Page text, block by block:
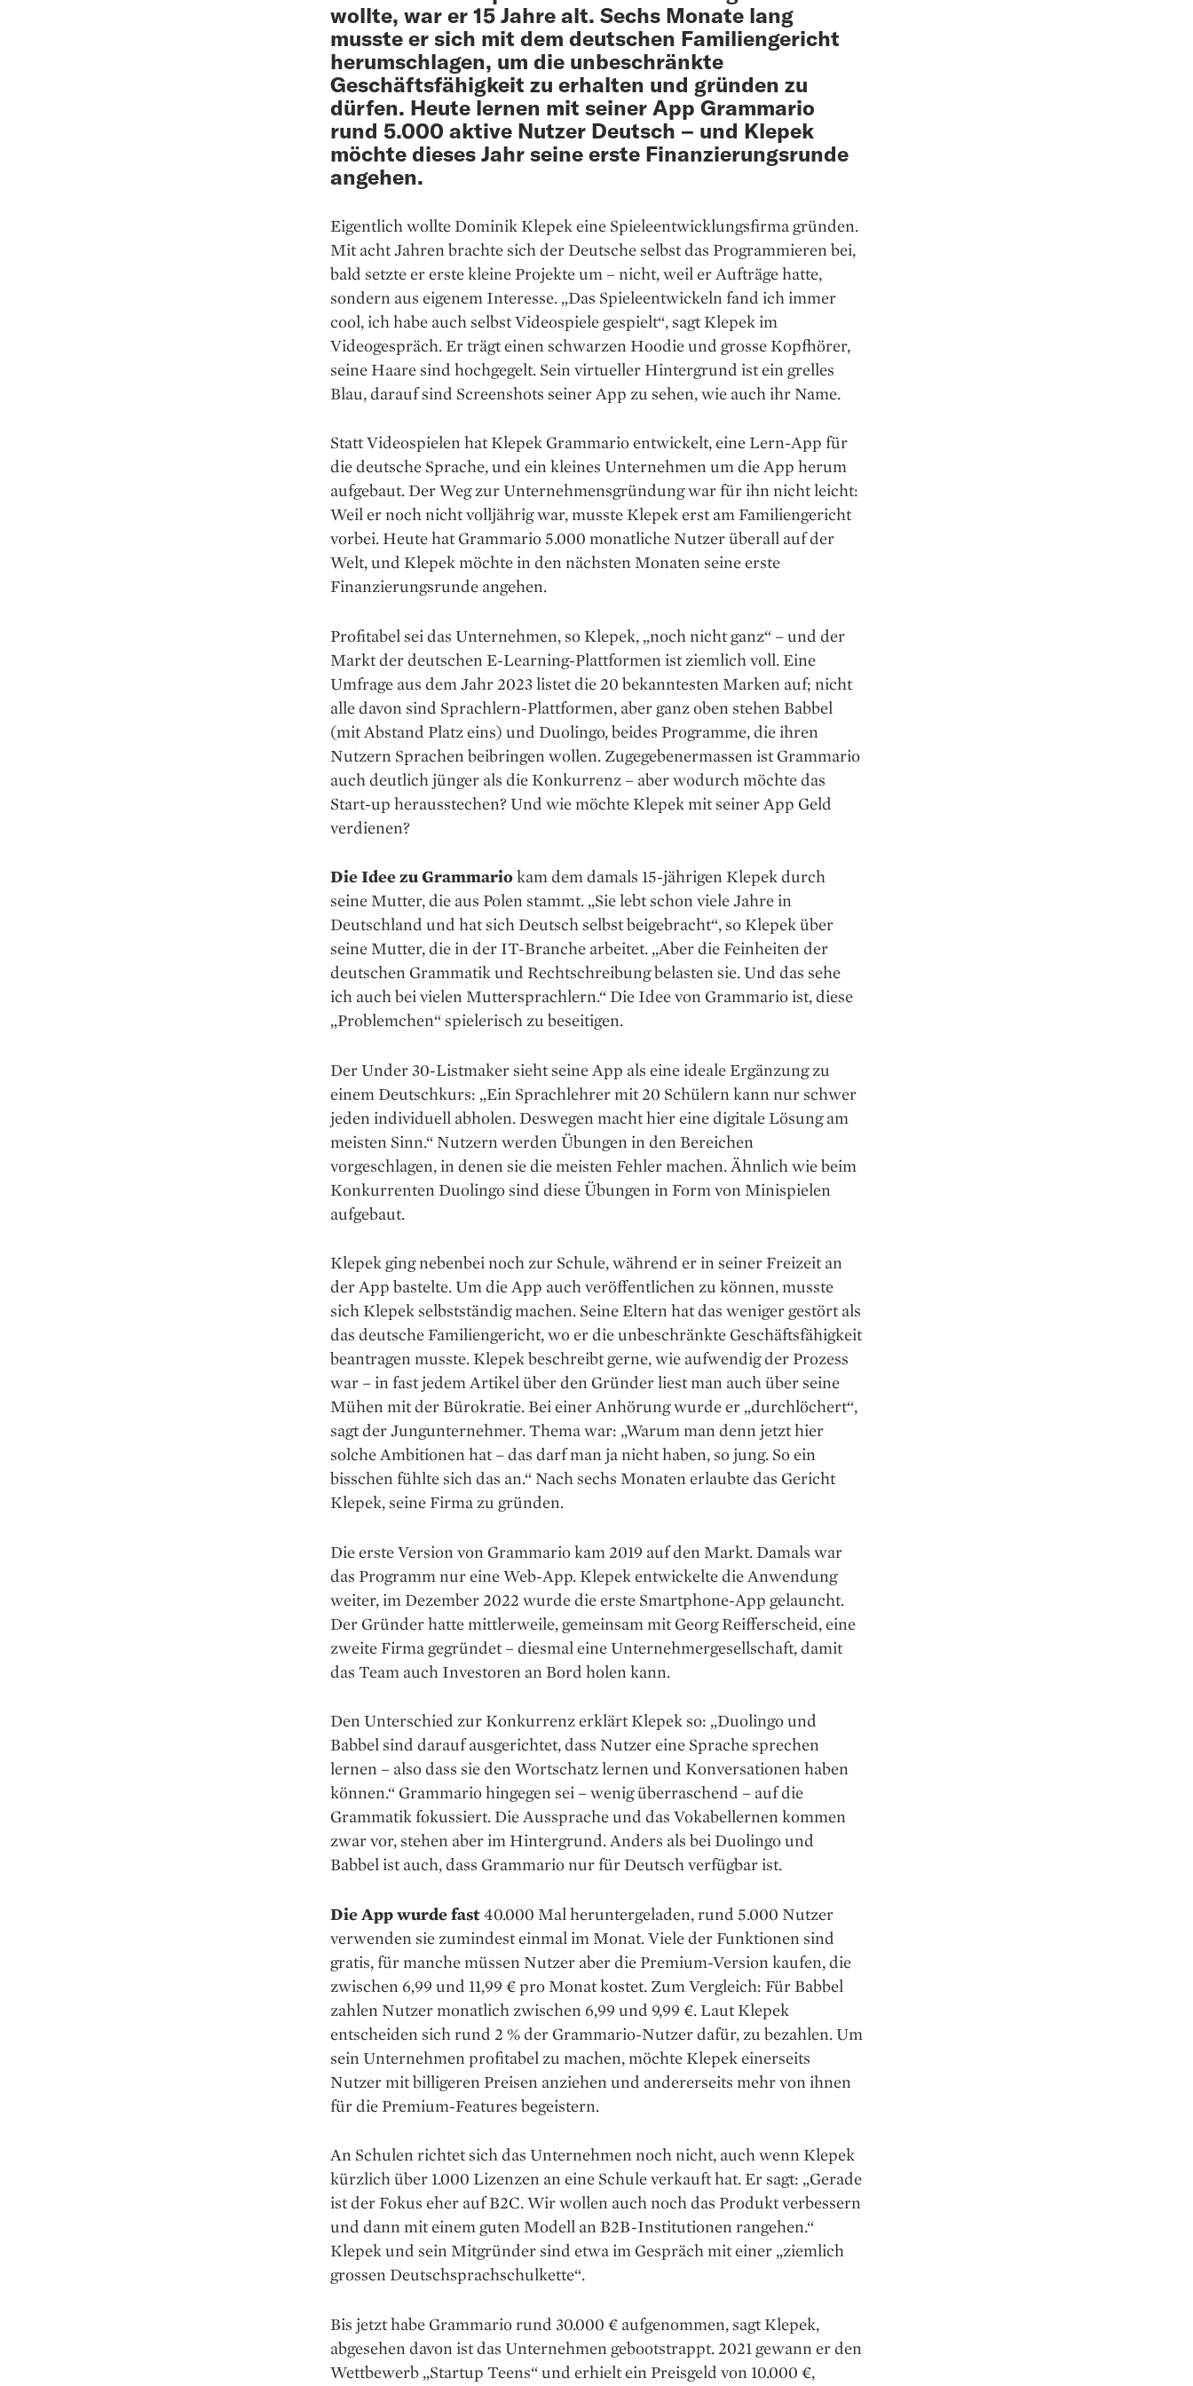
wollte, war er 15 Jahre alt. Sechs Monate lang
musste er sich mit dem deutschen Familiengericht
herumschlagen, um die unbeschränkte
Geschäftsfähigkeit zu erhalten und gründen zu
dürfen. Heute lernen mit seiner App Grammario
rund 5.000 aktive Nutzer Deutsch – und Klepek
möchte dieses Jahr seine erste Finanzierungsrunde
angehen.
Eigentlich wollte Dominik ­Klepek eine Spieleentwicklungsfirma gründen.
Mit acht Jahren brachte sich der Deutsche selbst das Programmieren bei,
bald setzte er erste kleine Projekte um – nicht, weil er Aufträge hatte,
sondern aus eigenem Interesse. „Das Spieleentwickeln fand ich immer
cool, ich habe auch selbst Videospiele gespielt“, sagt Klepek im
Videogespräch. Er trägt einen schwarzen Hoodie und grosse Kopfhörer,
seine Haare sind hoch­gegelt. Sein virtueller Hintergrund ist ein grelles
Blau, darauf sind Screenshots seiner App zu ­sehen, wie auch ihr Name.
Statt Videospielen hat Klepek Grammario entwickelt, eine Lern-App für
die deutsche Sprache, und ein kleines Unternehmen um die App herum
aufgebaut. Der Weg zur Unternehmensgründung war für ihn nicht leicht:
Weil er noch nicht volljährig war, musste Klepek erst am Familiengericht
vorbei. Heute hat Grammario 5.000 monatliche Nutzer überall auf der
Welt, und Klepek möchte in den nächsten Monaten seine erste
Finanzierungsrunde angehen.
Profitabel sei das Unter­nehmen, so ­Klepek, „noch nicht ganz“ – und der
Markt der deutschen E-Learning-Plattformen ist ziemlich voll. Eine
Umfrage aus dem Jahr 2023 listet die 20 bekanntesten Marken auf; nicht
alle davon sind Sprachlern-Plattformen, aber ganz oben stehen Babbel
(mit Abstand Platz eins) und Duolingo, beides Programme, die ihren
Nutzern ­Sprachen beibringen wollen. Zugegebenermassen ist Grammario
auch deutlich jünger als die Konkurrenz – aber wodurch möchte das
Start-up herausstechen? Und wie möchte Klepek mit seiner App Geld
ver­dienen?
Die Idee zu Grammariokam dem damals 15-jährigen Klepek durch
seine Mutter, die aus ­Polen stammt. „Sie lebt schon viele Jahre in
Deutschland und hat sich Deutsch selbst beigebracht“, so Klepek über
seine Mutter, die in der IT-Branche arbeitet. „Aber die ­Feinheiten der
deutschen Grammatik und Rechtschreibung belasten sie. Und das sehe
ich auch bei vielen Muttersprachlern.“ Die Idee von Grammario ist, diese
„Problemchen“ spielerisch zu beseitigen.
Der Under 30-Listmaker sieht seine App als eine ideale Ergänzung zu
einem Deutschkurs: „Ein Sprachlehrer mit 20 Schülern kann nur schwer
jeden individuell abholen. Deswegen macht hier eine digitale Lösung am
meisten Sinn.“ Nutzern werden Übungen in den ­Bereichen
vorgeschlagen, in denen sie die meisten Fehler machen. Ähnlich wie beim
Konkurrenten Duolingo sind diese Übungen in Form von Mini­spielen
aufgebaut.
Klepek ging nebenbei noch zur Schule, während er in seiner Freizeit an
der App bastelte. Um die App auch veröffent­lichen zu können, musste
sich Klepek selbstständig machen. Seine Eltern hat das weniger gestört als
das deutsche Familiengericht, wo er die unbeschränkte Geschäftsfähigkeit
beantragen musste. Klepek beschreibt gerne, wie aufwendig der Prozess
war – in fast jedem ­Artikel über den Gründer liest man auch über seine
Mühen mit der Bürokratie. Bei einer Anhörung wurde er „durchlöchert“,
sagt der Jungunternehmer. Thema war: „Warum man denn jetzt hier
solche Ambitionen hat – das darf man ja nicht haben, so jung. So ein
bisschen fühlte sich das an.“ Nach sechs Monaten erlaubte das Gericht
Klepek, seine Firma zu gründen.
Die erste Version von Grammario kam 2019 auf den Markt. ­Damals war
das Programm nur eine Web-App. Klepek entwickelte die An­wendung
weiter, im Dezember 2022 wurde die erste Smartphone-App gelauncht.
Der Gründer hatte mittlerweile, gemeinsam mit Georg Reifferscheid, eine
zweite Firma gegründet – diesmal eine Unternehmergesellschaft, damit
das Team auch Investoren an Bord ­holen kann.
Den Unterschied zur Kon­kurrenz erklärt Klepek so: „Duolingo und
Babbel sind darauf ausgerichtet, dass Nutzer eine ­Sprache sprechen
lernen – also dass sie den Wortschatz lernen und Konversa­tionen haben
können.“ ­Grammario hingegen sei – wenig ­überraschend – auf die
Grammatik fokussiert. Die Aussprache und das Vokabellernen kommen
zwar vor, stehen aber im Hintergrund. Anders als bei Duolingo und
Babbel ist auch, dass Grammario nur für Deutsch verfügbar ist.
Die App wurde fast 40.000 Mal heruntergeladen, rund 5.000 Nutzer
verwenden sie zumindest einmal im Monat. Viele der Funktionen sind
gratis, für manche müssen Nutzer aber die Premium-Version kaufen, die
zwischen 6,99 und 11,99 € pro Monat kostet. Zum Vergleich: Für Babbel
zahlen Nutzer monatlich zwischen 6,99 und 9,99 €. Laut Klepek
entscheiden sich rund 2 % der Grammario-Nutzer dafür, zu bezahlen. Um
sein Unternehmen profi­tabel zu machen, möchte Klepek ­einerseits
Nutzer mit billigeren Preisen anziehen und andererseits mehr von ihnen
für die Premium-Features begeistern.
An Schulen richtet sich das Unternehmen noch nicht, auch wenn Klepek
kürzlich über 1.000 Lizenzen an eine Schule verkauft hat. Er sagt: „Gerade
ist der Fokus eher auf B2C. Wir wollen auch noch das ­Produkt verbessern
und dann mit einem guten Modell an B2B-Insti­tutionen rangehen.“
Klepek und sein Mitgründer sind etwa im Gespräch mit einer „ziemlich
grossen Deutschsprachschulkette“.
Bis jetzt habe Grammario rund 30.000 € aufgenommen, sagt Klepek,
abgesehen davon ist das Unternehmen geboot­strappt. 2021 gewann er den
Wettbewerb „Startup Teens“ und erhielt ein Preisgeld von 10.000 €,